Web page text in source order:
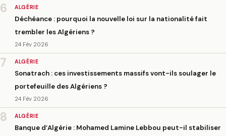
6 ALGÉRIE
Déchéance : pourquoi la nouvelle loi sur la nationalité fait
trembler les Algériens ?
24 Fév 2026
7 ALGÉRIE
Sonatrach : ces investissements massifs vont-ils soulager le
portefeuille des Algériens ?
24 Fév 2026
8 ALGÉRIE
Banque d’Algérie : Mohamed Lamine Lebbou peut-il stabiliser